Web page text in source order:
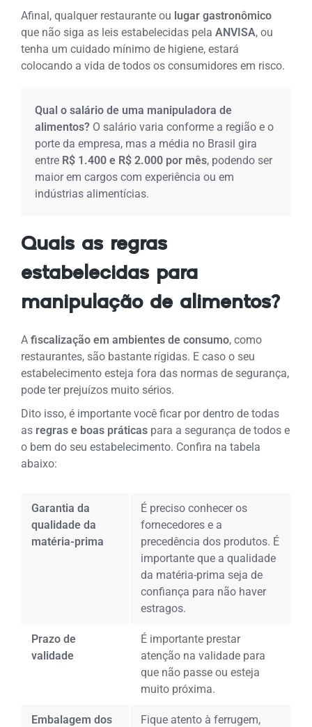
Afinal, qualquer restaurante ou lugar gastronômico
que não siga as leis estabelecidas pelaANVISA, ou
tenha um cuidado mínimo de higiene, estará
colocando a vida de todos os consumidores em risco.
Qual o salário de uma manipuladora de
alimentos? O salário varia conforme a região e o
porte da empresa, mas a média no Brasil gira
entre R$ 1.400 e R$ 2.000 por mês, podendo ser
maior em cargos com experiência ou em
indústrias alimentícias.
Quais as regras
estabelecidas para
manipulação de alimentos?
A fiscalização em ambientes de consumo, como
restaurantes, são bastante rígidas. E caso o seu
estabelecimento esteja fora das normas de segurança,
pode ter prejuízos muito sérios.
Dito isso, é importante você ficar por dentro de todas
as regras e boas práticas para a segurança de todos e
o bem do seu estabelecimento. Confira na tabela
abaixo:
Garantia da
qualidade da
matéria-prima
É preciso conhecer os
fornecedores e a
precedência dos produtos. É
importante que a qualidade
da matéria-prima seja de
confiança para não haver
estragos.
Prazo de
validade
É importante prestar
atenção na validade para
que não passe ou esteja
muito próxima.
Embalagem dos
Fique atento à ferrugem,